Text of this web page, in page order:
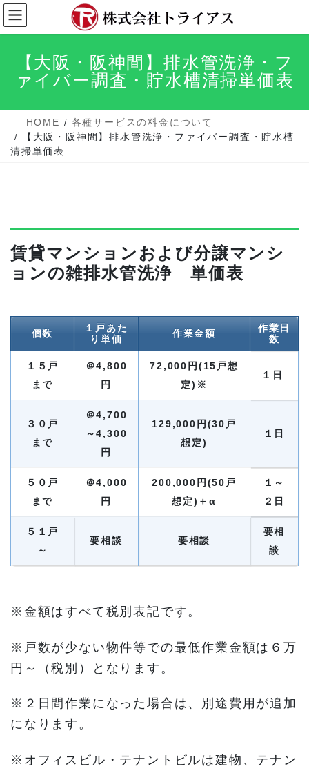
コ
ン
ッ
ナ
ビ
移
【大阪・阪神間】排水管洗浄・フ
ァイバー調査・貯水槽清掃単価表
HOME
各種サービスの料金について
【大阪・阪神間】排水管洗浄・ファイバー調査・貯水槽
清掃単価表
賃貸マンションおよび分譲マンシ
ョンの雑排水管洗浄 単価表
個数
１戸あた
り単価
作業金額
作業日
数
１５戸
まで
＠4,800
円
72,000円(15戸想
定)※
１日
３０戸
まで
＠4,700
～4,300
円
129,000円(30戸
想定)
１日
５０戸
まで
＠4,000
円
200,000円(50戸
想定)＋α
１～
２日
５１戸
～
要相談 要相談
要相
談
※金額はすべて税別表記です。
※戸数が少ない物件等での最低作業金額は６万
円～（税別）となります。
※２日間作業になった場合は、別途費用が追加
になります。
※オフィスビル・テナントビルは建物、テナン